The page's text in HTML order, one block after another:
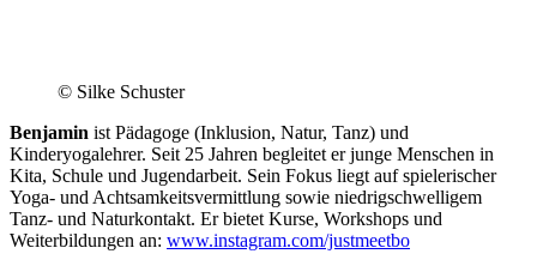
© Silke Schuster
Benjamin ist Pädagoge (Inklusion, Natur, Tanz) und
Kinderyogalehrer. Seit 25 Jahren begleitet er junge Menschen in
Kita, Schule und Jugendarbeit. Sein Fokus liegt auf spielerischer
Yoga- und Achtsamkeitsvermittlung sowie niedrigschwelligem
Tanz- und Naturkontakt. Er bietet Kurse, Workshops und
Weiterbildungen an: www.instagram.com/justmeetbo